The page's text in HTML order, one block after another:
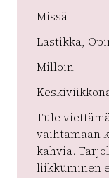
Missä
Lastikka,
Milloin
Tule
vaihtamaan
kahvia.
liikkuminen